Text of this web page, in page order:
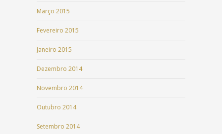
Março 2015
Fevereiro 2015
Janeiro 2015
Dezembro 2014
Novembro 2014
Outubro 2014
Setembro 2014